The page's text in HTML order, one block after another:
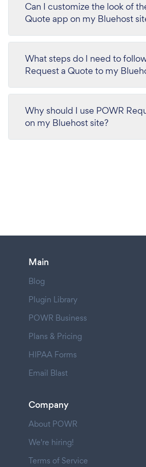
Can I customize the look of
Quote app on my Bluehost
What steps do I need to
Request a Quote to my
Why should I use POWR
on my Bluehost site?
Main
Blog
Plugin Library
POWR Business
Plans & Pricing
HIPAA Forms
Email Blast
Company
About POWR
We're hiring!
Terms of Service